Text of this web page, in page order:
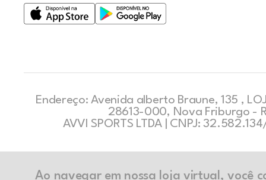
Endereço: Avenida alberto Braune, 135 ,
28613-000, Nova Friburgo -
AVVI SPORTS LTDA | CNPJ:
Ao navegar em nossa loja virtual, você